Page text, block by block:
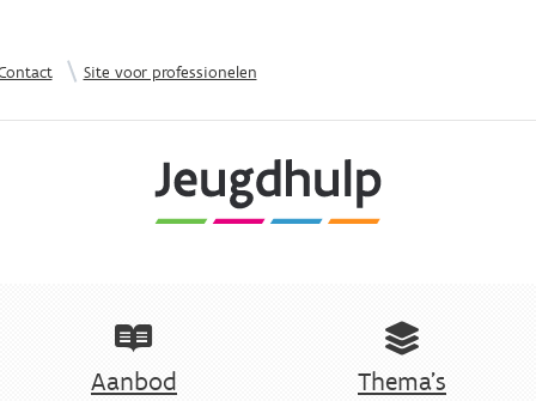
| Site voor professionelen
Aanbod Thema's